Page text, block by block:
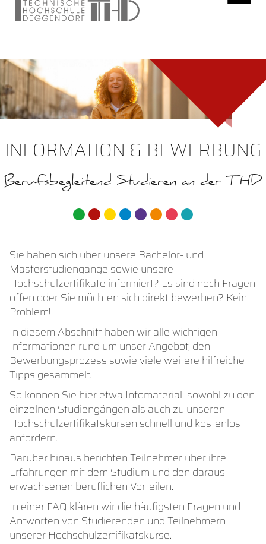
INFORMATION & BEWERBUNG
Berufsbegleitend Studieren an der THD
Sie haben sich über unsere Bachelor- und
Masterstudiengänge sowie unsere
Hochschulzertifikate informiert? Es sind noch Fragen
offen oder Sie möchten sich direkt bewerben? Kein
Problem!
In diesem Abschnitt haben wir alle wichtigen
Informationen rund um unser Angebot, den
Bewerbungsprozess sowie viele weitere hilfreiche
Tipps gesammelt.
So können Sie hier etwa Infomaterial sowohl zu den
einzelnen Studiengängen als auch zu unseren
Hochschulzertifikatskursen schnell und kostenlos
anfordern.
Darüber hinaus berichten Teilnehmer über ihre
Erfahrungen mit dem Studium und den daraus
erwachsenen beruflichen Vorteilen.
In einer FAQ klären wir die häufigsten Fragen und
Antworten von Studierenden und Teilnehmern
unserer Hochschulzertifikatskurse.